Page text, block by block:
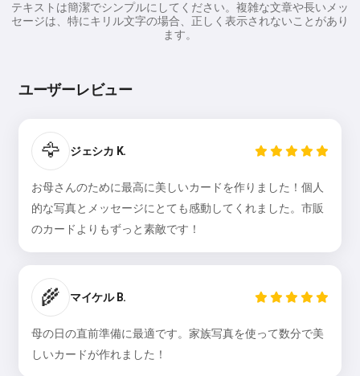
テキストは簡潔でシンプルにしてください。複雑な文章や長いメッ
セージは、特にキリル文字の場合、正しく表示されないことがあり
ます。
ユーザーレビュー
🦅 ジェシカ K.
お母さんのために最高に美しいカードを作りました！個人
的な写真とメッセージにとても感動してくれました。市販
のカードよりもずっと素敵です！
🌾 マイケル B.
母の日の直前準備に最適です。家族写真を使って数分で美
しいカードが作れました！